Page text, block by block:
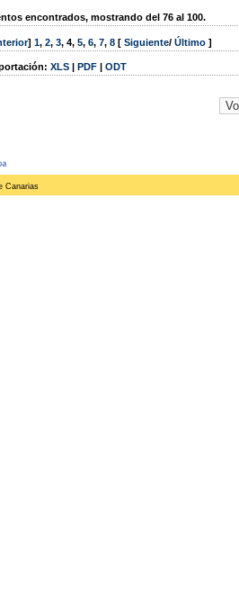
encontrados, mostrando del 76 al 100.
] 1, 2, 3, 4, 5, 6, 7, 8 [ Siguiente/ Último ]
XLS | PDF | ODT
Canarias